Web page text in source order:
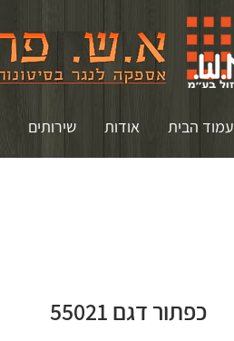
עמוד הבית אודות שירותים
כפתור דגם 55021